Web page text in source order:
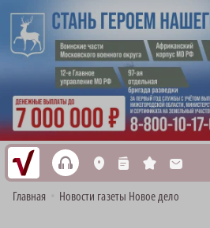
h L n s M
Главная Новости газеты Новое дело